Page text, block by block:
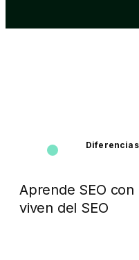
Diferencias
Aprende SEO
viven del SEO